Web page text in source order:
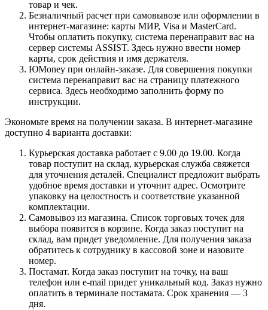
товар и чек.
Безналичный расчет при самовывозе или оформлении в
интернет-магазине: карты МИР, Visa и MasterCard.
Чтобы оплатить покупку, система перенаправит вас на
сервер системы ASSIST. Здесь нужно ввести номер
карты, срок действия и имя держателя.
ЮMoney при онлайн-заказе. Для совершения покупки
система перенаправит вас на страницу платежного
сервиса. Здесь необходимо заполнить форму по
инструкции.
Экономьте время на получении заказа. В интернет-магазине
доступно 4 варианта доставки:
Курьерская доставка работает с 9.00 до 19.00. Когда
товар поступит на склад, курьерская служба свяжется
для уточнения деталей. Специалист предложит выбрать
удобное время доставки и уточнит адрес. Осмотрите
упаковку на целостность и соответствие указанной
комплектации.
Самовывоз из магазина. Список торговых точек для
выбора появится в корзине. Когда заказ поступит на
склад, вам придет уведомление. Для получения заказа
обратитесь к сотруднику в кассовой зоне и назовите
номер.
Постамат. Когда заказ поступит на точку, на ваш
телефон или e-mail придет уникальный код. Заказ нужно
оплатить в терминале постамата. Срок хранения — 3
дня.